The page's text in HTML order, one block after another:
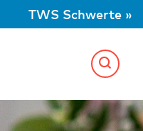
TWS Schwerte »